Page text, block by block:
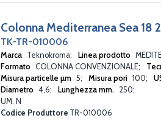
Colonna Mediterranea Sea 18
TK-TR-010006
Marca Teknokroma Linea prodotto
Formato COLONNA CONVENZIONALE
Misura particelle µm 5 Misura pori 100
Diametro 4,6 Lunghezza mm.
250
UM. N
Codice Produttore TR-010006